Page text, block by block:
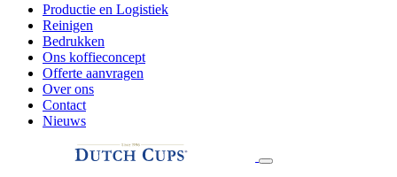
Productie en Logistiek
Reinigen
Bedrukken
Ons koffieconcept
Offerte aanvragen
Over ons
Contact
Nieuws